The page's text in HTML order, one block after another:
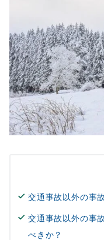
交通事故以外の事
交通事故以外の事
べきか？